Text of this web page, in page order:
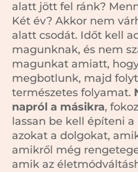
alatt jött fel ránk?
Két év? Akkor nem
alatt csodát. Időt kell
magunknak, és nem
magunkat amiatt,
megbotlunk, majd
természetes folyamat.
napról a másikra,
lassan be kell építeni
azokat a dolgokat,
amikről még
amik az